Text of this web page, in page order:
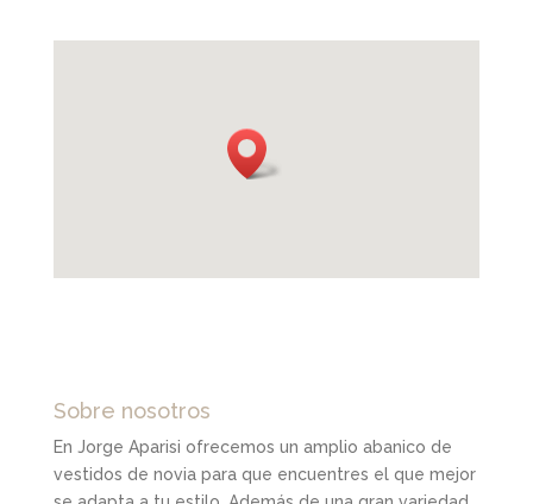
Sobre nosotros
En Jorge Aparisi ofrecemos un amplio abanico de
vestidos de novia para que encuentres el que mejor